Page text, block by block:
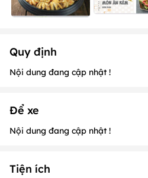
Quy định
Nội dung đang cập nhật !
Để xe
Nội dung đang cập nhật !
Tiện ích